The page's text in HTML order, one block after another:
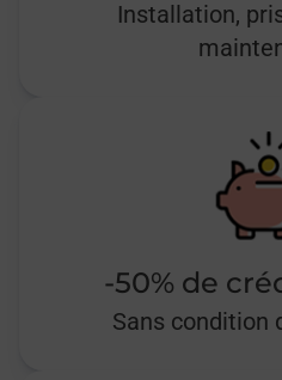
Installation,
-50% de
Sans condition